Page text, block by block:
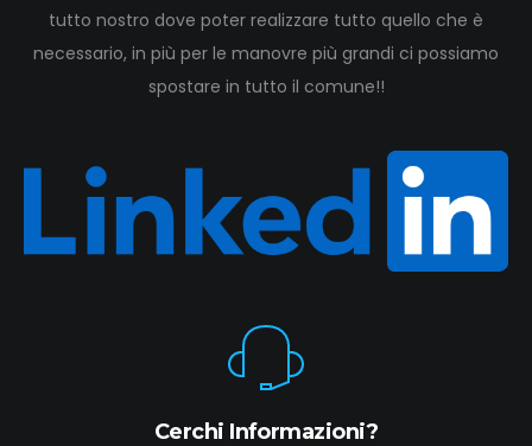
tutto nostro dove poter realizzare tutto quello che è
necessario, in più per le manovre più grandi ci possiamo
spostare in tutto il comune!!
Cerchi Informazioni?